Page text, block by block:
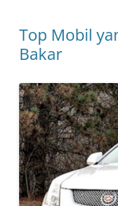
Top Mobil
Bakar